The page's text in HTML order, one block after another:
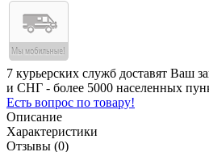
7 курьерских служб доставят Ваш
и СНГ - более 5000 населенных
Есть вопрос по товару!
Описание
Характеристики
Отзывы (0)